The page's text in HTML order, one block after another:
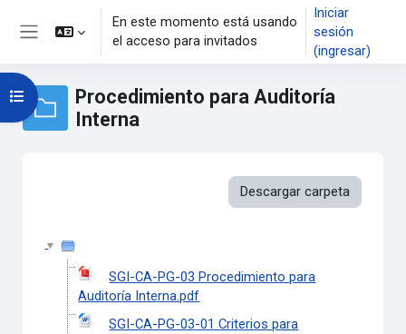
Saltar al contenido principal
En este momento está usando
el acceso para invitados
Iniciar
sesión
(ingresar)
Procedimiento para Auditoría
Interna
Abrir índice del curso
Descargar carpeta
SGI-CA-PG-03 Procedimiento para
Auditoría Interna.pdf
SGI-CA-PG-03-01 Criterios para